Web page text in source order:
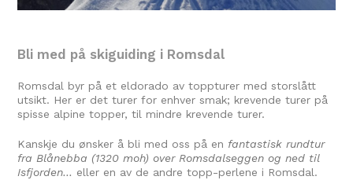
Bli med på skiguiding i Romsdal
Romsdal byr på et eldorado av toppturer med storslått
utsikt. Her er det turer for enhver smak; krevende turer på
spisse alpine topper, til mindre krevende turer.
Kanskje du ønsker å bli med oss på en fantastisk rundtur
fra Blånebba (1320 moh) over Romsdalseggen og ned til
Isfjorden… eller en av de andre topp-perlene i Romsdal.